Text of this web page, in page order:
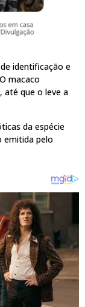
identificação e
macaco
até que o leve a
da espécie
emitida pelo